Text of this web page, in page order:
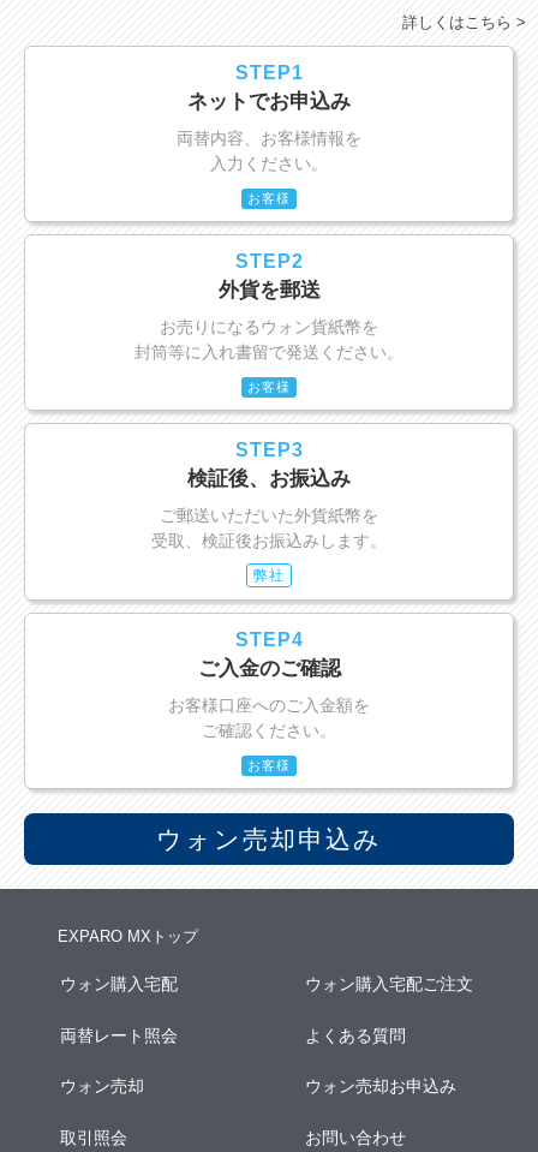
詳しくはこちら >
STEP1
ネットでお申込み
両替内容、お客様情報を
入力ください。
お客様
STEP2
外貨を郵送
お売りになるウォン貨紙幣を
封筒等に入れ書留で発送ください。
お客様
STEP3
検証後、お振込み
ご郵送いただいた外貨紙幣を
受取、検証後お振込みします。
弊社
STEP4
ご入金のご確認
お客様口座へのご入金額を
ご確認ください。
お客様
ウォン売却申込み
EXPARO MXトップ
ウォン購入宅配 ウォン購入宅配ご注文
両替レート照会 よくある質問
ウォン売却 ウォン売却お申込み
取引照会 お問い合わせ